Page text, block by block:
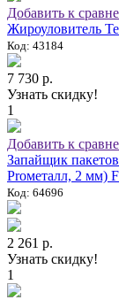
Добавить к
Жироуловитель
Код: 43184
7 730 р.
Узнать скидку!
1
Добавить к
Запайщик
Proметалл, 2 мм)
Код: 64696
2 261 р.
Узнать скидку!
1